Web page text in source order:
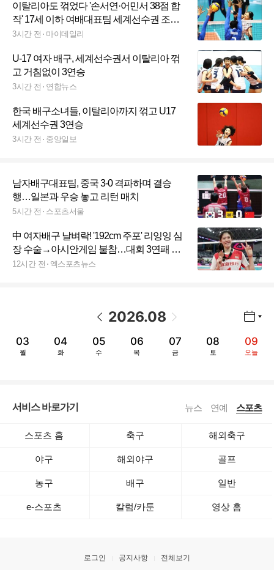
이탈리아도 꺾었다 '손서연·어민서 38점 합
작' 17세 이하 여배대표팀 세계선수권 조별
리그 3연승
3시간 전 마이데일리
U-17 여자 배구, 세계선수권서 이탈리아 꺾
고 거침없이 3연승
3시간 전 연합뉴스
한국 배구소녀들, 이탈리아까지 꺾고 U17
세계선수권 3연승
3시간 전 중앙일보
남자배구대표팀, 중국 3-0 격파하며 결승
행…일본과 우승 놓고 리턴 매치
5시간 전 스포츠서울
中 여자배구 날벼락! '192cm 주포' 리잉잉 심
장 수술→아시안게임 불참…대회 3연패 도
전 '노란불'
12시간 전 엑스포츠뉴스
2026.08
03
월
04
화
05
수
06
목
07
금
08
토
09
오늘
서비스 바로가기 뉴스 연예 스포츠
스포츠 홈 축구 해외축구
야구 해외야구 골프
농구 배구 일반
e-스포츠 칼럼/카툰 영상 홈
로그인 공지사항 전체보기